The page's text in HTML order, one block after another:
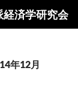
済学研究会
年12月